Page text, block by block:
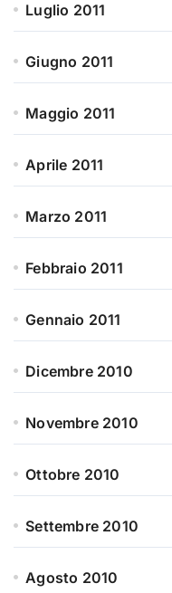
Luglio 2011
Giugno 2011
Maggio 2011
Aprile 2011
Marzo 2011
Febbraio 2011
Gennaio 2011
Dicembre 2010
Novembre 2010
Ottobre 2010
Settembre 2010
Agosto 2010